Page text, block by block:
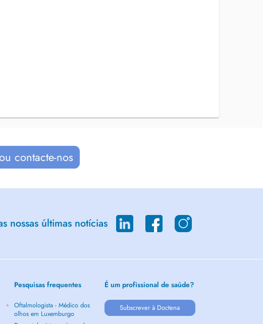
contacte-nos
nossas últimas notícias
Pesquisas frequentes
Oftalmologista - Médico dos
olhos em Luxemburgo
É um profissional de saúde?
Subscrever à Doctena